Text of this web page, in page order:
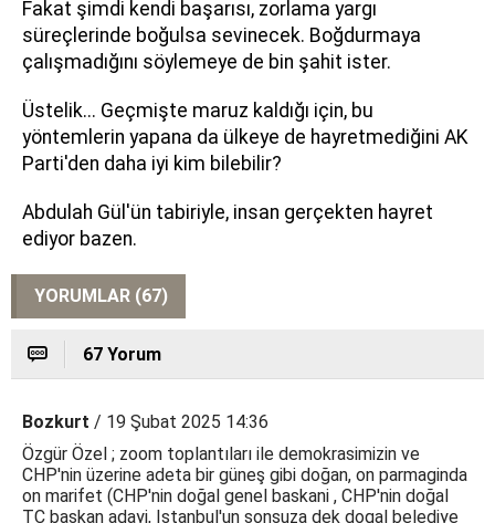
Fakat şimdi kendi başarısı, zorlama yargı
süreçlerinde boğulsa sevinecek. Boğdurmaya
çalışmadığını söylemeye de bin şahit ister.
Üstelik... Geçmişte maruz kaldığı için, bu
yöntemlerin yapana da ülkeye de hayretmediğini AK
Parti'den daha iyi kim bilebilir?
Abdulah Gül'ün tabiriyle, insan gerçekten hayret
ediyor bazen.
YORUMLAR (67)
67 Yorum
Bozkurt / 19 Şubat 2025 14:36
Özgür Özel ; zoom toplantıları ile demokrasimizin ve
CHP'nin üzerine adeta bir güneş gibi doğan, on parmaginda
on marifet (CHP'nin doğal genel baskani , CHP'nin doğal
TC baskan adayi, Istanbul'un sonsuza dek dogal belediye